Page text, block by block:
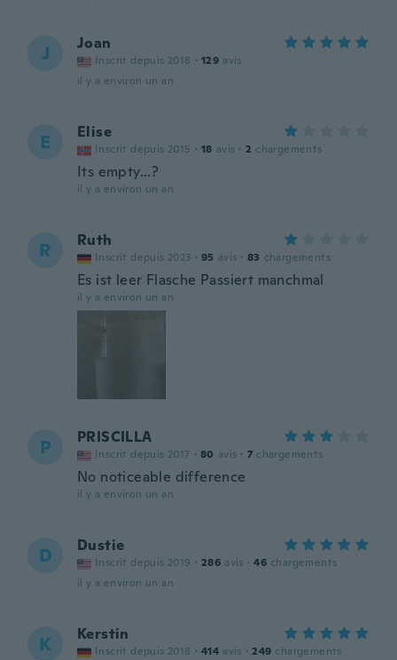
J Joan
Inscrit depuis 2018 · 129 avis
il y a environ un an
E Elise
Inscrit depuis 2015 · 18 avis · 2 chargements
Its empty...?
il y a environ un an
R Ruth
Inscrit depuis 2023 · 95 avis · 83 chargements
Es ist leer Flasche Passiert manchmal
il y a environ un an
P PRISCILLA
Inscrit depuis 2017 · 80 avis · 7 chargements
No noticeable difference
il y a environ un an
D Dustie
Inscrit depuis 2019 · 286 avis · 46 chargements
il y a environ un an
K Kerstin
Inscrit depuis 2018 · 414 avis · 249 chargements